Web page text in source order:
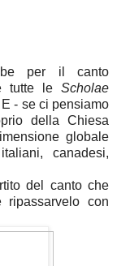
per il canto
tutte le Scholae
- se ci pensiamo
della Chiesa
globale
canadesi,
del canto che
con